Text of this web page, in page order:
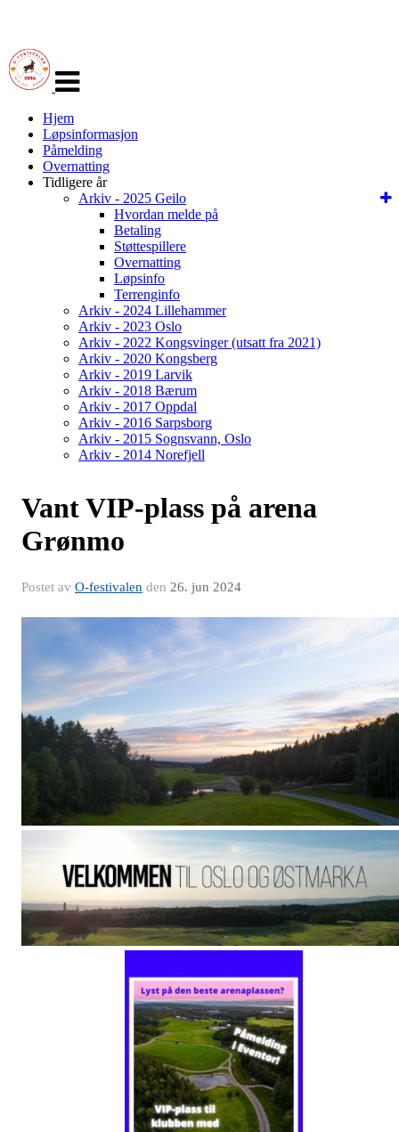
navigasjon
Hjem
Løpsinformasjon
Påmelding
Overnatting
Tidligere år
Arkiv - 2025 Geilo
Hvordan melde på
Betaling
Støttespillere
Overnatting
Løpsinfo
Terrenginfo
Arkiv - 2024 Lillehammer
Arkiv - 2023 Oslo
Arkiv - 2022 Kongsvinger (utsatt fra 2021)
Arkiv - 2020 Kongsberg
Arkiv - 2019 Larvik
Arkiv - 2018 Bærum
Arkiv - 2017 Oppdal
Arkiv - 2016 Sarpsborg
Arkiv - 2015 Sognsvann, Oslo
Arkiv - 2014 Norefjell
Vant VIP-plass på arena
Grønmo
Postet av O-festivalen den 26. jun 2024